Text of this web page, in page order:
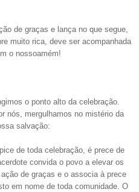
de graças e lança no que segue,
muito rica, deve ser acompanhada
o nossoamém!
o ponto alto da celebração.
nós, mergulhamos no mistério da
salvação:
de toda celebração, é prece de
convida o povo a elevar os
de graças e o associa à prece
em nome de toda comunidade. O